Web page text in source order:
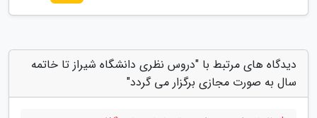
دیدگاه های مرتبط با "دروس نظری دانشگاه شیراز تا خاتمه
سال به صورت مجازی برگزار می گردد"